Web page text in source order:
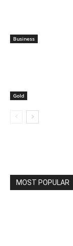
Business
Gold
MOST POPULAR